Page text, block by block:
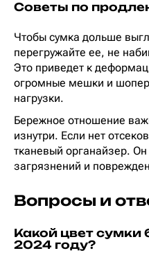
Советы по
Чтобы сумка дольше
перегружайте ее, не
Это приведет к
огромные мешки и
нагрузки.
Бережное отношение
изнутри. Если нет
тканевый органайзер.
загрязнений и
Вопросы и
Какой цвет сумки
2024 году?